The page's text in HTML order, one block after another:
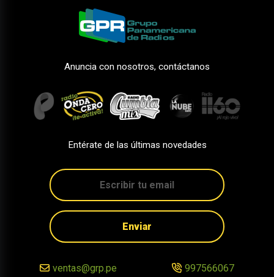
Anuncia con nosotros, contáctanos
Entérate de las últimas novedades
Enviar
ventas@grp.pe 997566067